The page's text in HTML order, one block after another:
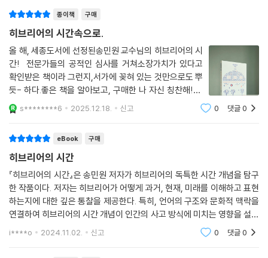
그리고 2010년에 나온 CEB 역시도 아가서의 표현을 “Dark I am, and lo
vely”로 번역하게 됩니다. 한글 성경 중에서는 새번역이 이 본문을 “내가
검어서 예쁘단다”로 번역하며 새로운 해석의 가능성을 보여주었습니다.
이 번역은 단순히 ‘검다, 그리고 아름답다’(black and beautiful)를 넘어
‘나는 검다, 그래서 아름답다’(I am black, therefore, beautiful)라는
한발 더 나아간 해석을 채택함으로써 “나는 검기 때문에 아름답다”라는 흑
나비를 ‘미래를 예언하는 자’로 볼 것이냐 아니면 ‘하나님의 말씀이 임한
자’로 볼 것이냐 하는 문제는 성경의 예언서 혹은 선지서를 어떠한 시각으
로 보아야 하는가를 결정짓는 중요한 잣대가 됩니다. 대표적인 예언서인
이사야서를 예로 들어 보겠습니다. 이사야서를 ‘미래’에 초점을 두고 읽는
다면, 이스라엘의 회복과 메시아의 도래를 예언하는 책으로 볼 수 있고 이
사야서의 구절 중 극히 일부만이 이러한 맥락에 해당됩니다.
종이책 구매
히브리어의 시간속으로.
올 해, 세종도서에 선정된송민원 교수님의 히브리어의 시
간!⠀전문가들의 공적인 심사를 거쳐소장가치가 있다고
확인받은 책이라 그런지,서가에 꽂혀 있는 것만으로도 뿌
듯- 하다.좋은 책을 알아보고, 구매한 나 자신 칭찬해!!⠀
영어도 쉽지 않은데,‘히브리어’라는 낯선 언어를 접한다는
것은내게 적잖은 도전이었다.그러나 성경이 히브리어로
s********6 2025.12.18. 신고 0 댓글0
eBook 구매
히브리어의 시간
『히브리어의 시간』은 송민원 저자가 히브리어의 독특한 시간 개념을 탐구
한 작품이다. 저자는 히브리어가 어떻게 과거, 현재, 미래를 이해하고 표현
하는지에 대한 깊은 통찰을 제공한다. 특히, 언어의 구조와 문화적 맥락을
연결하여 히브리어의 시간 개념이 인간의 사고 방식에 미치는 영향을 설명
한다. 다양한 예시와 실질적인 분석이 어우러져 있어, 언어학적 접근을 넘
i****o 2024.11.02. 신고 0 댓글0